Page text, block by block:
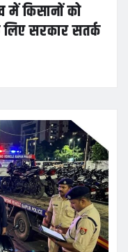
में किसानों को
सरकार सतर्क